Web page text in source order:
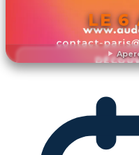
LE 6